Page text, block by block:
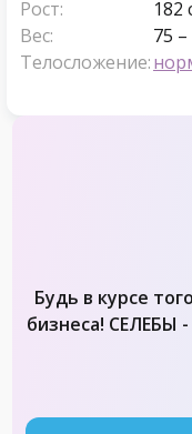
Рост:
182
Вес:
75
Телосложение:
Будь в курсе
бизнеса! СЕЛЕБЫ